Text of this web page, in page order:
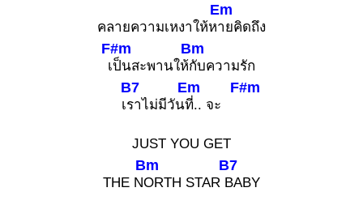
คลายความเหงาให้ห
Em
ายคิดถึง
เ
F#m
ป็นสะพานให้
Bm
กับความรัก
เ
B7
ราไม่มีวัน
Em
ที่.. จะ
F#m
JUST YOU GET
THE N
Bm
ORTH STAR
B7
BABY